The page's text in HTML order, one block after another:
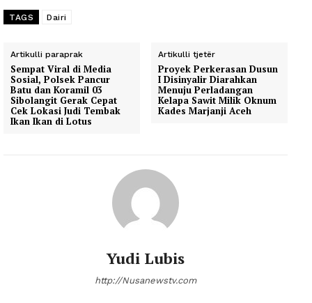
TAGS Dairi
Artikulli paraprak
Sempat Viral di Media
Sosial, Polsek Pancur
Batu dan Koramil 03
Sibolangit Gerak Cepat
Cek Lokasi Judi Tembak
Ikan Ikan di Lotus
Artikulli tjetër
Proyek Perkerasan Dusun
I Disinyalir Diarahkan
Menuju Perladangan
Kelapa Sawit Milik Oknum
Kades Marjanji Aceh
Yudi Lubis
http://Nusanewstv.com